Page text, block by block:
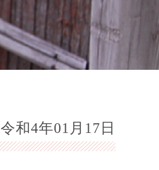
令和4年01月17日